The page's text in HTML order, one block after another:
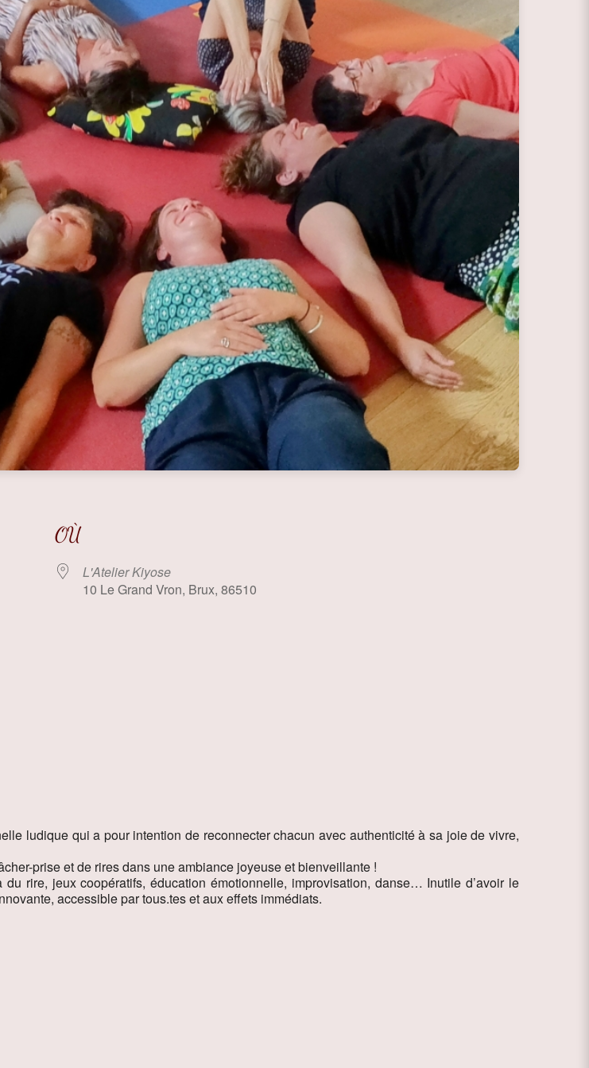
OÙ
L'Atelier Kiyose
10 Le Grand Vron, Brux, 86510
ludique qui a pour intention de reconnecter chacun avec authenticité à sa joie de vivre,
prise et de rires dans une ambiance joyeuse et bienveillante !
rire, jeux coopératifs, éducation émotionnelle, improvisation, danse… Inutile d’avoir le
accessible par tous.tes et aux effets immédiats.